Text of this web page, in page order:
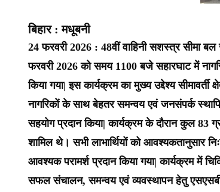
बिहार : मधूबनी
24 फरवरी 2026 : 48वीं वाहिनी सशस्त्र सीमा बल
फरवरी 2026 को समय 1100 बजे सहारघाट में
किया गया| इस कार्यक्रम का मुख्य उद्देश्य
नागरिकों के साथ बेहतर समन्वय एवं जनसंपर्क
सहयोग प्रदान किया| कार्यक्रम के दौरान कुल 83
शामिल थे। सभी लाभार्थियों को आवश्यकतानुसार
आवश्यक परामर्श प्रदान किया गया| कार्यक्रम में
सफल संचालन, समन्वय एवं व्यवस्थापन हेतु